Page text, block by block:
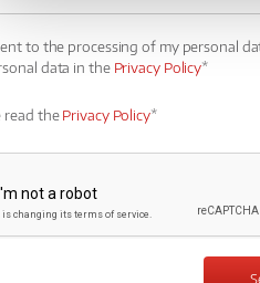
to the processing of my personal
data in the Privacy Policy*
read thePrivacy Policy*